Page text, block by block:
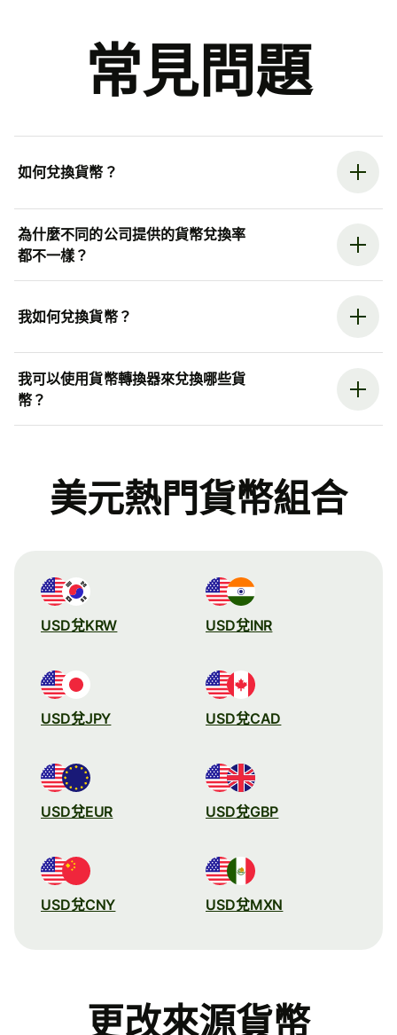
常見問題
如何兌換貨幣？
為什麼不同的公司提供的貨幣兌換率
都不一樣？
我如何兌換貨幣？
我可以使用貨幣轉換器來兌換哪些貨
幣？
美元熱門貨幣組合
USD兌KRW USD兌INR
USD兌JPY USD兌CAD
USD兌EUR USD兌GBP
USD兌CNY USD兌MXN
更改來源貨幣